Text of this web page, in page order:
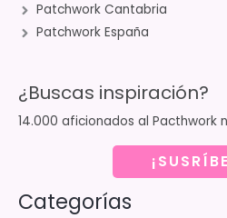
Patchwork Cantabria
Patchwork España
¿Buscas inspiración?
14.000 aficionados al Pacthwork
Categorías